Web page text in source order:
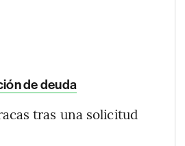
de deuda
tras una solicitud